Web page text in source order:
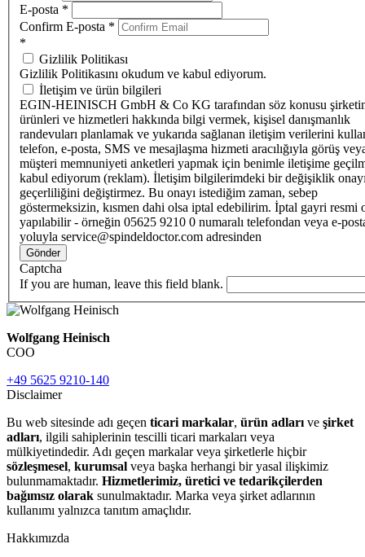
E-posta *
Confirm E-posta *
*
Gizlilik Politikası
Gizlilik Politikasını okudum ve kabul ediyorum.
İletişim ve ürün bilgileri
EGIN-HEINISCH GmbH & Co KG tarafından söz konusu
ürünleri ve hizmetleri hakkında bilgi vermek, kişisel danışmanlık
randevuları planlamak ve yukarıda sağlanan iletişim verilerini
telefon, e-posta, SMS ve mesajlaşma hizmeti aracılığıyla görüş
müşteri memnuniyeti anketleri yapmak için benimle iletişime
kabul ediyorum (reklam). İletişim bilgilerimdeki bir değişiklik
geçerliliğini değiştirmez. Bu onayı istediğim zaman, sebep
göstermeksizin, kısmen dahi olsa iptal edebilirim. İptal gayri resmi
yapılabilir - örneğin 05625 9210 0 numaralı telefondan veya e-
yoluyla service@spindeldoctor.com adresinden
Gönder
Captcha
If you are human, leave this field blank.
Wolfgang Heinisch
COO
+49 5625 9210-140
Disclaimer
Bu web sitesinde adı geçen ticari markalar, ürün adları ve şirket
adları, ilgili sahiplerinin tescilli ticari markaları veya
mülkiyetindedir. Adı geçen markalar veya şirketlerle hiçbir
sözleşmesel, kurumsal veya başka herhangi bir yasal ilişkimiz
bulunmamaktadır. Hizmetlerimiz, üretici ve tedarikçilerden
bağımsız olarak sunulmaktadır. Marka veya şirket adlarının
kullanımı yalnızca tanıtım amaçlıdır.
Hakkımızda